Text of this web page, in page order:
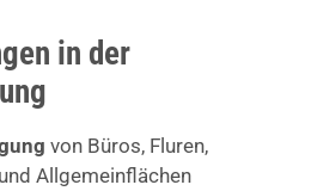
in der
von Büros, Fluren,
Allgemeinflächen